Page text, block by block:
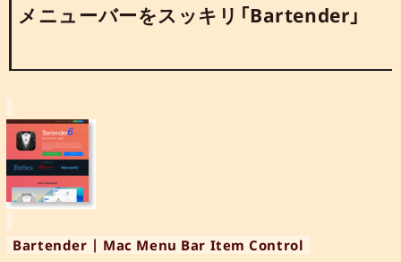
メニューバーをスッキリ「Bartender」
Bartender | Mac Menu Bar Item Control